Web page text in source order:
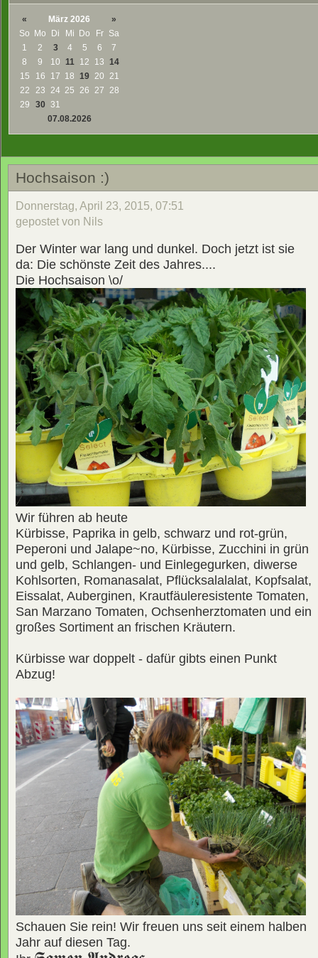
« März 2026
»
So Mo Di Mi Do Fr
Sa
1
2 3 4 5 6
7
8
9 10 11 12 13 14
15
16 17 18 19 20 21
22
23 24 25 26 27 28
29
30 31
07.08.2026
Hochsaison :)
Donnerstag, April 23, 2015, 07:51
gepostet von Nils
Der Winter war lang und dunkel. Doch jetzt ist sie
da: Die schönste Zeit des Jahres....
Die Hochsaison \o/
Wir führen ab heute
Kürbisse, Paprika in gelb, schwarz und rot-grün,
Peperoni und Jalape~no, Kürbisse, Zucchini in grün
und gelb, Schlangen- und Einlegegurken, diwerse
Kohlsorten, Romanasalat, Pflücksalalalat, Kopfsalat,
Eissalat, Auberginen, Krautfäuleresistente Tomaten,
San Marzano Tomaten, Ochsenherztomaten und ein
großes Sortiment an frischen Kräutern.
Kürbisse war doppelt - dafür gibts einen Punkt
Abzug!
Schauen Sie rein! Wir freuen uns seit einem halben
Jahr auf diesen Tag.